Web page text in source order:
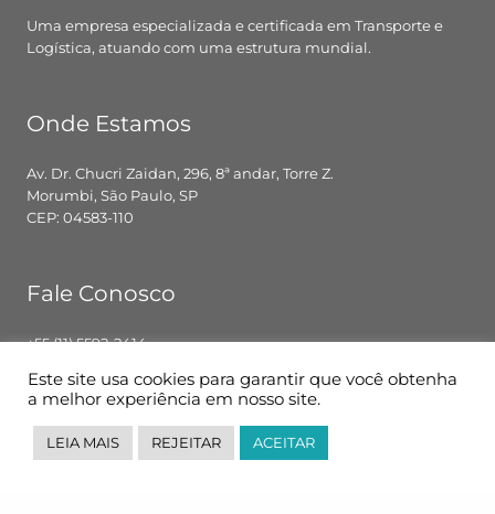
Uma empresa especializada e certificada em Transporte e
Logística, atuando com uma estrutura mundial.
Onde Estamos
Av. Dr. Chucri Zaidan, 296, 8ª andar, Torre Z.
Morumbi, São Paulo, SP
CEP: 04583-110
Fale Conosco
+55 (11) 5592-2414
Segunda – Sexta: 8h00 – 18h00
Siga-nos
Este site usa cookies para garantir que você obtenha
a melhor experiência em nosso site.
LEIA MAIS REJEITAR ACEITAR